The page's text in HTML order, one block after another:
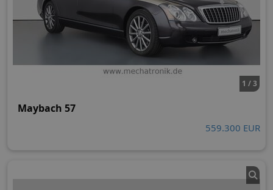
1 / 3
Maybach 57
559.300 EUR